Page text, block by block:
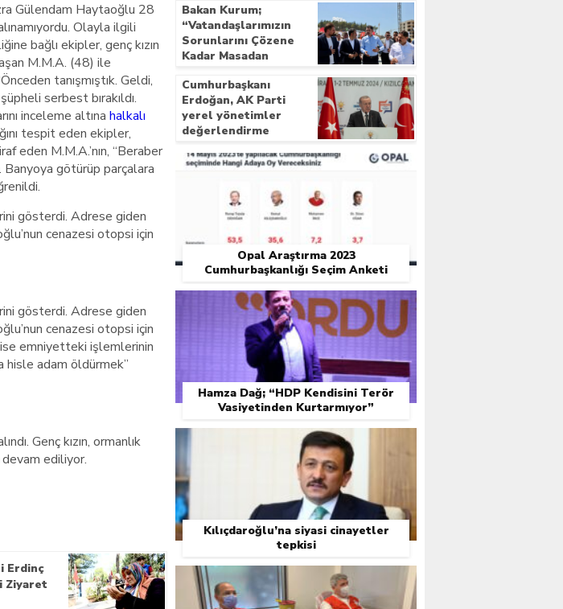
Gülendam Haytaoğlu 28
Olayla ilgili
bağlı ekipler, genç kızın
M.M.A. (48) ile
tanışmıştık. Geldi,
serbest bırakıldı.
inceleme altına halkalı
tespit eden ekipler,
eden M.M.A.’nın, “Beraber
Banyoya götürüp parçalara
gösterdi. Adrese giden
cenazesi otopsi için
gösterdi. Adrese giden
cenazesi otopsi için
ise emniyetteki işlemlerinin
hisle adam öldürmek”
Genç kızın, ormanlık
devam ediliyor.
Erdinç
Ziyaret
Bakan Kurum;
“Vatandaşlarımızın
Sorunlarını Çözene
Kadar Masadan
Cumhurbaşkanı
Erdoğan, AK Parti
yerel yönetimler
değerlendirme
Opal Araştırma 2023
Cumhurbaşkanlığı Seçim Anketi
Hamza Dağ; “HDP Kendisini Terör
Vasiyetinden Kurtarmıyor”
Kılıçdaroğlu’na siyasi cinayetler
tepkisi